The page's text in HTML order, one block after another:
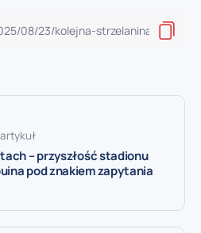
– przyszłość stadionu
pod znakiem zapytania